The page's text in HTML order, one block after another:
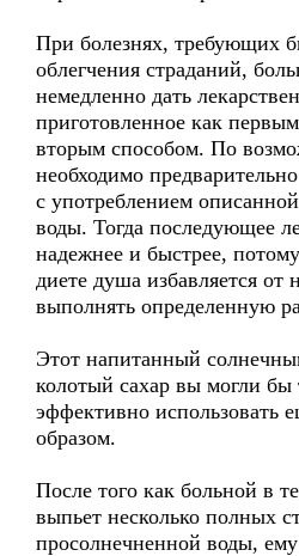
При болезнях, требующих
облегчения страданий,
немедленно дать
приготовленное как
вторым способом. По
необходимо
с употреблением
воды. Тогда последующее
надежнее и быстрее,
диете душа избавляется от
выполнять определенную
Этот напитанный
колотый сахар вы могли бы
эффективно использовать
образом.
После того как больной в
выпьет несколько полных
просолнечненной воды, ему